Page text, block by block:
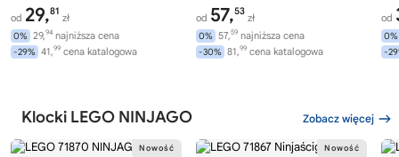
od 29,81
zł
0% 29,94 najniższa cena
-29% 41,99 cena katalogowa
od 57,53
zł
0% 57,59 najniższa cena
-30% 81,99 cena katalogowa
od
0%
-
Klocki LEGO NINJAGO Zobacz więcej